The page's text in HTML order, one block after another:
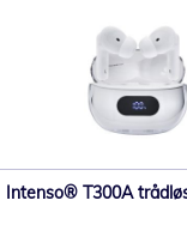
Intenso® T300A